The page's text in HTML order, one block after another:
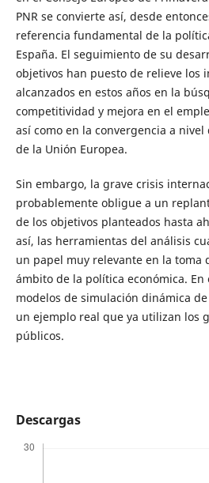
PNR se convierte así, desde
referencia fundamental de la
España. El seguimiento de su
objetivos han puesto de relieve los
alcanzados en estos años en la
competitividad y mejora en el
así como en la convergencia a
de la Unión Europea.
Sin embargo, la grave crisis
probablemente obligue a un
de los objetivos planteados hasta
así, las herramientas del análisis
un papel muy relevante en la toma
ámbito de la política económica. En
modelos de simulación dinámica
un ejemplo real que ya utilizan los
públicos.
Descargas